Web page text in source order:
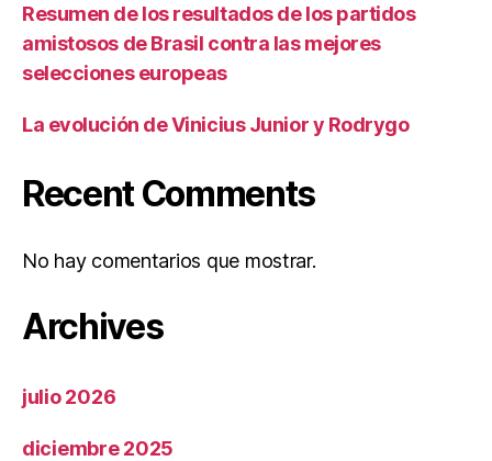
Resumen de los resultados de los partidos
amistosos de Brasil contra las mejores
selecciones europeas
La evolución de Vinicius Junior y Rodrygo
Recent Comments
No hay comentarios que mostrar.
Archives
julio 2026
diciembre 2025